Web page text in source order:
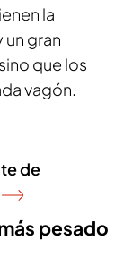
la
gran
que los
vagón.
de
pesado